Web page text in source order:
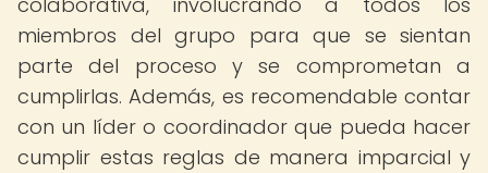
miembros del grupo para que se sientan
parte del proceso y se comprometan a
cumplirlas. Además, es recomendable contar
con un líder o coordinador que pueda hacer
cumplir estas reglas de manera imparcial y